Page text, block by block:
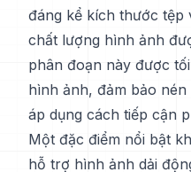
đáng kể kích thước tệp
chất lượng hình ảnh
phân đoạn này được
hình ảnh, đảm bảo
áp dụng cách tiếp cận
Một đặc điểm nổi bật
hỗ trợ hình ảnh dải